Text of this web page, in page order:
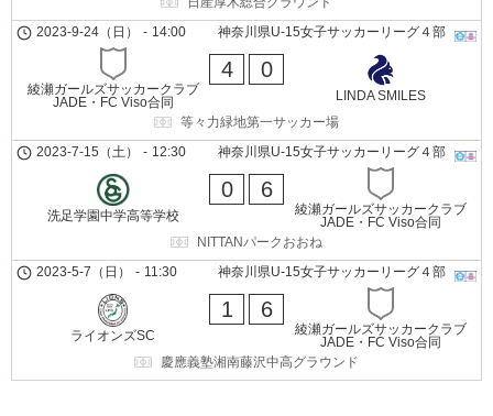
神奈川県U-15女子サッカーリーグ４部
2023-9-24（日） - 14:00
綾瀬ガールズサッカークラブ
JADE・FC Viso合同
4 0
LINDA SMILES
等々力緑地第一サッカー場
神奈川県U-15女子サッカーリーグ４部
2023-7-15（土） - 12:30
洗足学園中学高等学校
0 6
綾瀬ガールズサッカークラブ
JADE・FC Viso合同
NITTANパークおおね
神奈川県U-15女子サッカーリーグ４部
2023-5-7（日） - 11:30
ライオンズSC
1 6
綾瀬ガールズサッカークラブ
JADE・FC Viso合同
慶應義塾湘南藤沢中高グラウンド